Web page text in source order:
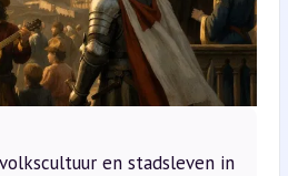
en stadsleven in